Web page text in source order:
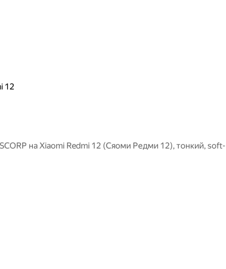
12
на Xiaomi Redmi 12 (Сяоми Редми 12), тонкий, soft-